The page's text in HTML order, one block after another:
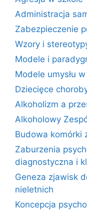
Administracja
Zabezpieczenie
Wzory i
Modele i
Modele umysłu
Dziecięce
Alkoholizm a
Alkoholowy
Budowa komórki
Zaburzenia
diagnostyczna i
Geneza zjawisk
nieletnich
Koncepcja